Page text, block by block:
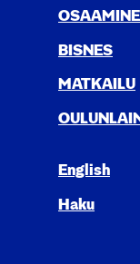
BIS­NES
MAT­KAI­LU
English
Haku